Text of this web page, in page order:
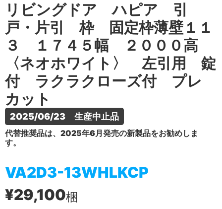
リビングドア ハピア 引
戸・片引 枠 固定枠薄壁１１
３ １７４５幅 ２０００高
〈ネオホワイト〉 左引用 錠
付 ラクラクローズ付 プレ
カット
2025/06/23　生産中止品
代替推奨品は、2025年6月発売の新製品をお勧めしま
す。
VA2D3-13WHLKCP
¥29,100梱